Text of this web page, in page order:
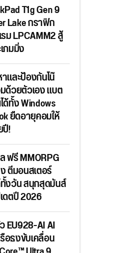
T1g Gen 9
Lake กราฟิก
ม LPCAMM2 สู้
กมมิ่ง
ละป้องกันโน๊
ด้วยตัวเอง แบต
ทั้ง Windows
ยืดอายุคอมให้
!
ฟรี MMORPG
ตีมอนสเตอร์
งวัน สนุกสุดมันส์
ตปี 2026
EU928-AI AI
อธงขับเคลื่อน